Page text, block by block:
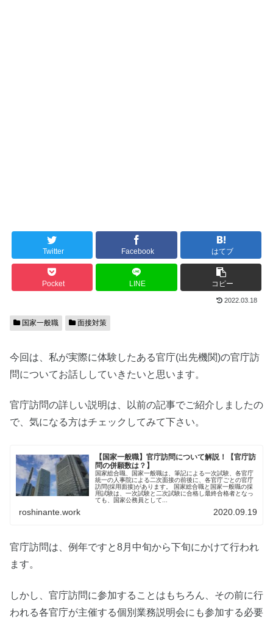
Twitter Facebook はてブ
Pocket LINE コピー
2022.03.18
国家一般職 面接対策
今回は、私が実際に体験したある官庁(出先機関)の官庁訪
問についてお話ししていきたいと思います。
官庁訪問の詳しい説明は、以前の記事でご紹介しましたの
で、気になる方はチェックしてみて下さい。
【国家一般職】官庁訪問について解説！【官庁訪
問の併願数は？】
国家総合職、国家一般職は、筆記による一次試験、各官庁
統一の人事院による二次面接の前後に、各官庁ごとの官庁
訪問(採用面接)があります。 国家総合職と国家一般職の採
用試験は、一次試験と二次試験に合格し最終合格者となっ
ても、国家公務員として...
roshinante.work 2020.09.19
官庁訪問は、例年ですと8月中旬から下旬にかけて行われ
ます。
しかし、官庁訪問に参加することはもちろん、その前に行
われる各官庁が主催する個別業務説明会にも参加する必要